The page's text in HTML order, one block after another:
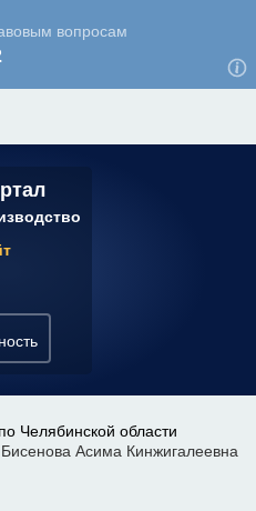
Челябинской области
Бисенова Асима Кинжигалеевна